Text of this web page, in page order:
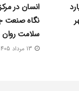
انسان در
نگاه صنعت
سلامت روان
13 مرداد 1405